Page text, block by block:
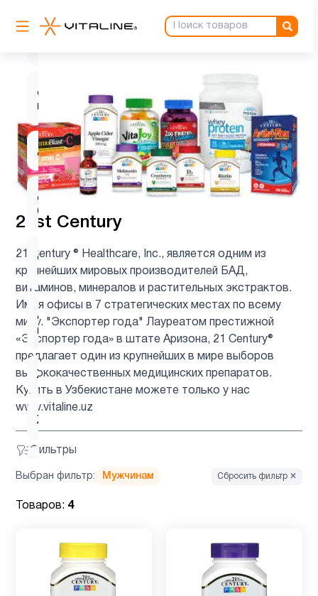
21st Century
21 Century ® Healthcare, Inc., является одним из
крупнейших мировых производителей БАД,
витаминов, минералов и растительных экстрактов.
Имея офисы в 7 стратегических местах по всему
миру. "Экспортер года" Лауреатом престижной
«Экспортер года» в штате Аризона, 21 Century®
предлагает один из крупнейших в мире выборов
высококачественных медицинских препаратов.
Купить в Узбекистане можете только у нас
www.vitaline.uz
Фильтры
Витамин
Детские
мультивитамины
1
Детям 3
Для
беременных
Для
подростков
Для
похудения
3
Железо 1
Женщинам
Кальции
Кожа 8
Выбран фильтр: Мужчинам Сбросить фильтр ✕
Товаров: 4